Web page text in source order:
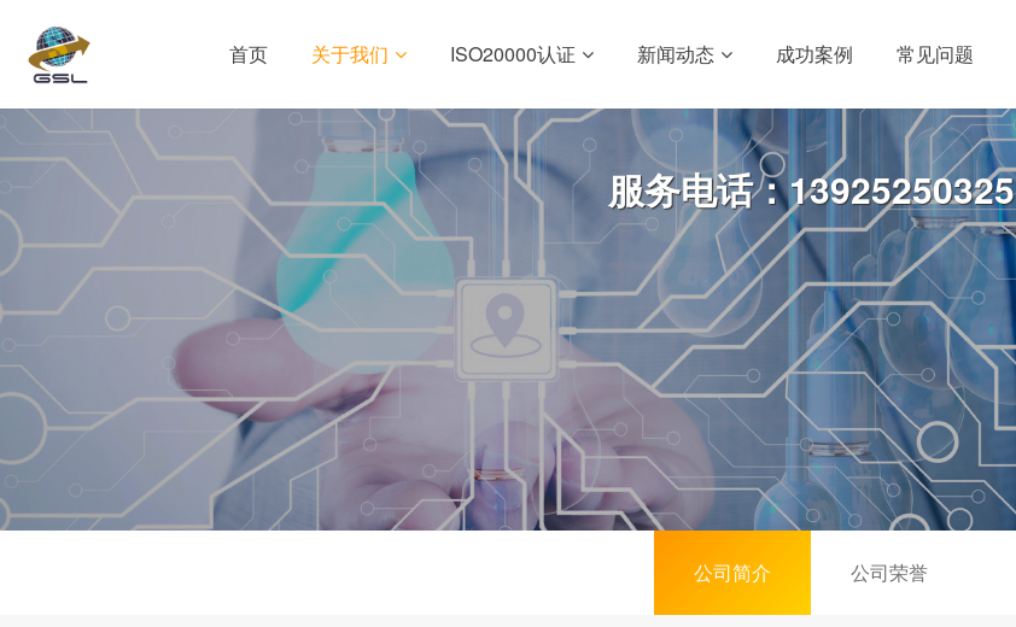
首页 关于我们 ISO20000认证 新闻动态 成功案例 常见问题
服务电话：13925250325
公司简介 公司荣誉